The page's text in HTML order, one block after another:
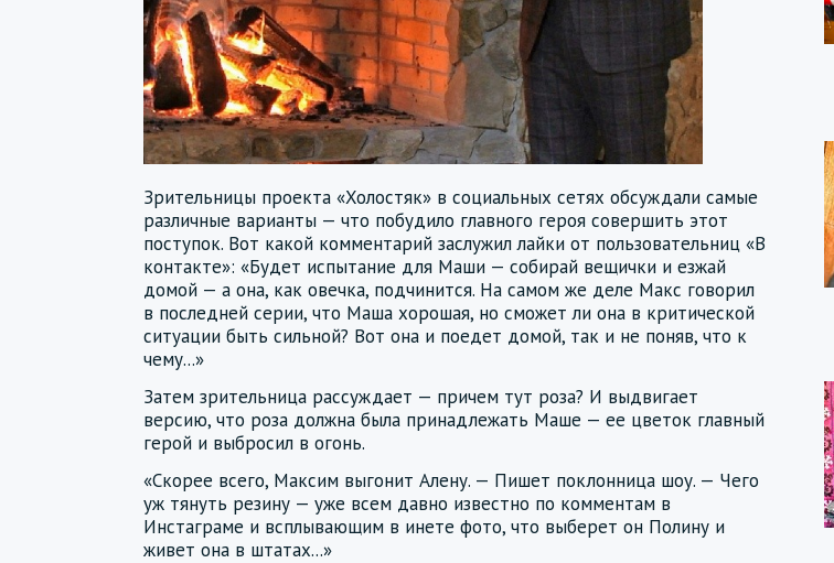
Зрительницы проекта «Холостяк» в социальных сетях обсуждали самые
различные варианты — что побудило главного героя совершить этот
поступок. Вот какой комментарий заслужил лайки от пользовательниц «В
контакте»: «Будет испытание для Маши — собирай вещички и езжай
домой — а она, как овечка, подчинится. На самом же деле Макс говорил
в последней серии, что Маша хорошая, но сможет ли она в критической
ситуации быть сильной? Вот она и поедет домой, так и не поняв, что к
чему...»
Затем зрительница рассуждает — причем тут роза? И выдвигает
версию, что роза должна была принадлежать Маше — ее цветок главный
герой и выбросил в огонь.
«Скорее всего, Максим выгонит Алену. — Пишет поклонница шоу. — Чего
уж тянуть резину — уже всем давно известно по комментам в
Инстаграме и всплывающим в инете фото, что выберет он Полину и
живет она в штатах...»